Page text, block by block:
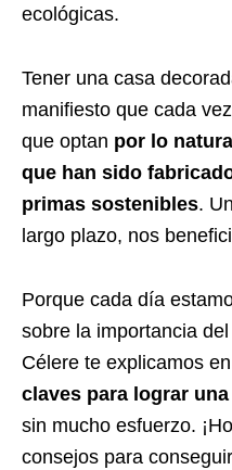
ecológicas.
Tener una casa
manifiesto que cada
que optan por lo
que han sido
primas sostenibles.
largo plazo, nos
Porque cada día
sobre la importancia
Célere te explicamos
claves para lograr
sin mucho esfuerzo.
consejos para